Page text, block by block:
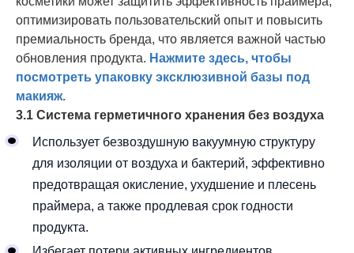
оптимизировать пользовательский опыт и повысить
премиальность бренда, что является важной частью
обновления продукта. Нажмите здесь, чтобы
посмотреть упаковку эксклюзивной базы под
макияж.
3.1 Система герметичного хранения без воздуха
Использует безвоздушную вакуумную структуру
для изоляции от воздуха и бактерий, эффективно
предотвращая окисление, ухудшение и плесень
праймера, а также продлевая срок годности
продукта.